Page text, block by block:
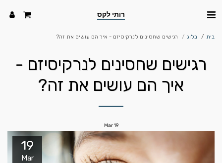
רותי לקס
בית בלוג רגישים שחסינים לנרקיסיזם - איך הם עושים את זה?
רגישים שחסינים לנרקיסיזם -
איך הם עושים את זה?
19
Mar
19
Mar